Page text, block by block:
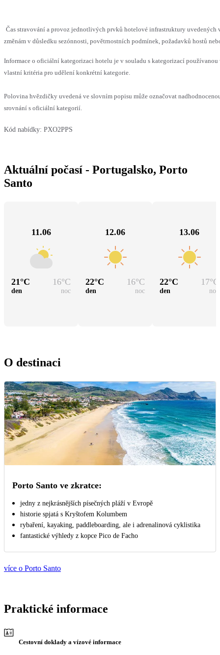
Čas stravování a provoz jednotlivých prvků hotelové infrastruktury uvedených
změnám v důsledku sezónnosti, povětrnostních podmínek, požadavků hostů
Informace o oficiální kategorizaci hotelu je v souladu s kategorizací používanou
vlastní kritéria pro udělení konkrétní kategorie.
Polovina hvězdičky uvedená ve slovním popisu může označovat
srovnání s oficiální kategorií.
Kód nabídky: PXO2PPS
Aktuální počasí - Portugalsko, Porto
Santo
11.06
21°C 16°C
den noc
12.06
22°C 16°C
den noc
13.06
22°C 17°C
den noc
O destinaci
Porto Santo ve zkratce:
jedny z nejkrásnějších písečných pláží v Evropě
historie spjatá s Kryštofem Kolumbem
rybaření, kayaking, paddleboarding, ale i adrenalinová cyklistika
fantastické výhledy z kopce Pico de Facho
více o Porto Santo
Praktické informace
Cestovní doklady a vízové informace